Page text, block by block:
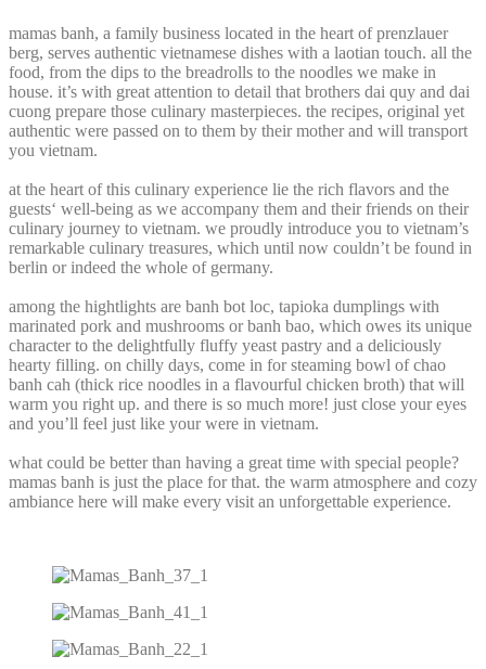
mamas banh, a family business located in the heart of prenzlauer
berg, serves authentic vietnamese dishes with a laotian touch. all the
food, from the dips to the breadrolls to the noodles we make in
house. it’s with great attention to detail that brothers dai quy and dai
cuong prepare those culinary masterpieces. the recipes, original yet
authentic were passed on to them by their mother and will transport
you vietnam.
at the heart of this culinary experience lie the rich flavors and the
guests‘ well-being as we accompany them and their friends on their
culinary journey to vietnam. we proudly introduce you to vietnam’s
remarkable culinary treasures, which until now couldn’t be found in
berlin or indeed the whole of germany.
among the hightlights are banh bot loc, tapioka dumplings with
marinated pork and mushrooms or banh bao, which owes its unique
character to the delightfully fluffy yeast pastry and a deliciously
hearty filling. on chilly days, come in for steaming bowl of chao
banh cah (thick rice noodles in a flavourful chicken broth) that will
warm you right up. and there is so much more! just close your eyes
and you’ll feel just like your were in vietnam.
what could be better than having a great time with special people?
mamas banh is just the place for that. the warm atmosphere and cozy
ambiance here will make every visit an unforgettable experience.